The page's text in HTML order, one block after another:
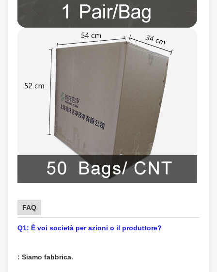
FAQ
Q1: È voi società per azioni o il produttore?
: Siamo fabbrica.